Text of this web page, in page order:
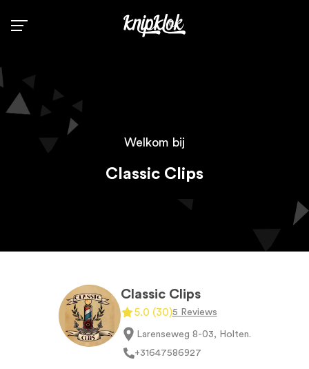
Info
Welkom bij
Classic Clips
Classic Clips
5.0 (30)5 Reviews
Larenseweg 8-03, Holten.
+31647586927